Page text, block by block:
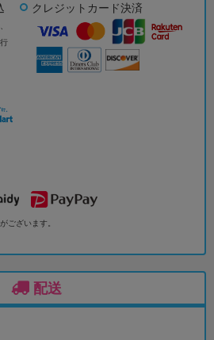
クレジットカード決済
ございます。
配送